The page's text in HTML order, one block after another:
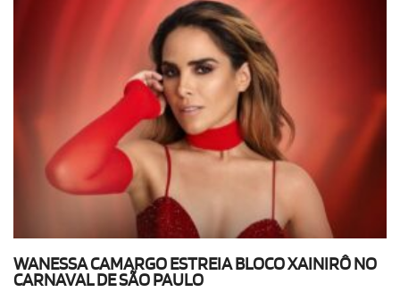
WANESSA CAMARGO ESTREIA BLOCO XAINIRÔ NO
CARNAVAL DE SÃO PAULO